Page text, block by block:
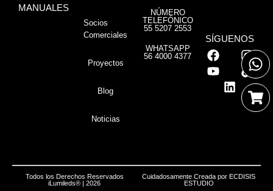
MANUALES
Socios
Comerciales
Proyectos
Blog
Noticias
NÚMERO
TELEFÓNICO
55 5207 2553
WHATSAPP
56 4000 4377
SÍGUENOS
Todos los Derechos Reservados
iLumileds® | 2026
Cuidadosamente Creada por ECDISIS
ESTUDIO